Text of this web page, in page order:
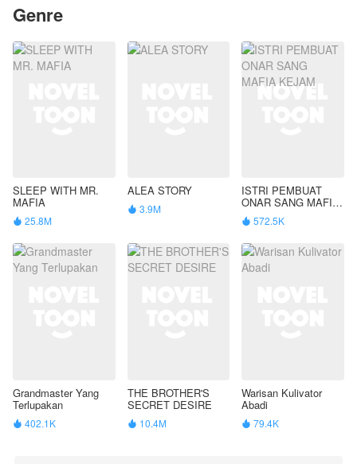
Genre
SLEEP WITH MR.
MAFIA
 25.8M
ALEA STORY
 3.9M
ISTRI PEMBUAT
ONAR SANG MAFIA
KEJAM
 572.5K
Grandmaster Yang
Terlupakan
 402.1K
THE BROTHER'S
SECRET DESIRE
 10.4M
Warisan Kulivator
Abadi
 79.4K